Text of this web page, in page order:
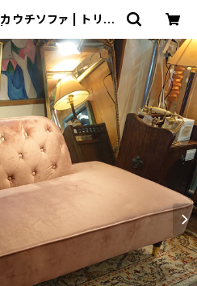
ウチソファ | トリノ
ョップ・古着